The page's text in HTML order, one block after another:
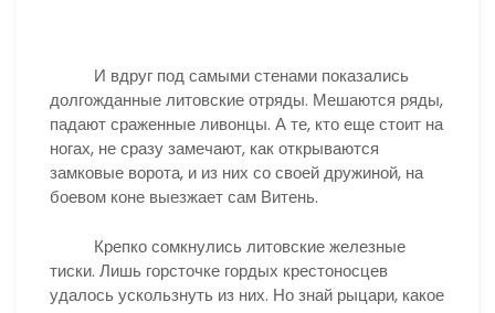
И вдруг под самыми стенами показались
долгожданные литовские отряды. Мешаются ряды,
падают сраженные ливонцы. А те, кто еще стоит на
ногах, не сразу замечают, как открываются
замковые ворота, и из них со своей дружиной, на
боевом коне выезжает сам Витень.
Крепко сомкнулись литовские железные
тиски. Лишь горсточке гордых крестоносцев
удалось ускользнуть из них. Но знай рыцари, какое